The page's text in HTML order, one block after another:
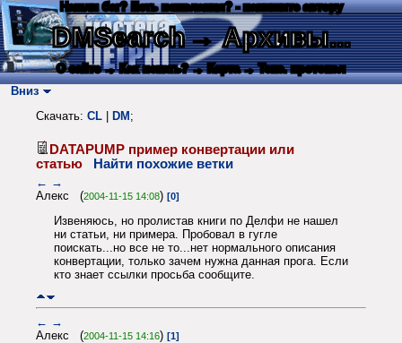
Нашли баг? Есть пожелания? - напишите автору
DMSearch→ Архивы...
О сайте → Как искать? → Карта → Текс. протокол
Вниз
Скачать: CL DM ;
DATAPUMP пример конвертации или
статью
Найти похожие ветки
← →
Алекс (2004-11-15 14:08) [0]
Извеняюсь, но пролистав книги по Делфи не нашел
ни статьи, ни примера. Пробовал в гугле
поискать...но все не то...нет нормального описания
конвертации, только зачем нужна данная прога. Если
кто знает ссылки просьба сообщите.
← →
Алекс (2004-11-15 14:16) [1]